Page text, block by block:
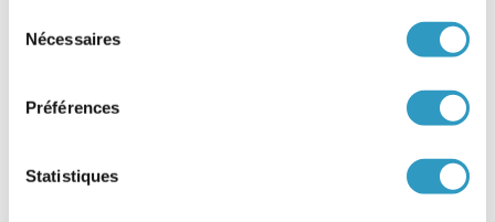
Nécessaires
Préférences
Statistiques
Exequatur